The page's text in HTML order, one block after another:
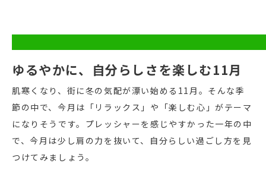
ゆるやかに、自分らしさを楽しむ11月
肌寒くなり、街に冬の気配が漂い始める11月。そんな季
節の中で、今月は「リラックス」や「楽しむ心」がテーマ
になりそうです。プレッシャーを感じやすかった一年の中
で、今月は少し肩の力を抜いて、自分らしい過ごし方を見
つけてみましょう。